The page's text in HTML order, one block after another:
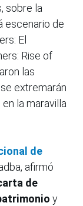
sobre la
escenario de
El
Rise of
las
extremarán
la maravilla
de
afirmó
de
y